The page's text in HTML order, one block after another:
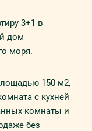
3+1 в
дом
моря.
150 м2,
с кухней
комнаты и
без